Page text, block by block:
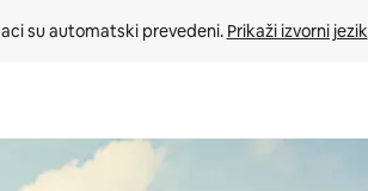
su automatski prevedeni. Prikaži izvorni jezik